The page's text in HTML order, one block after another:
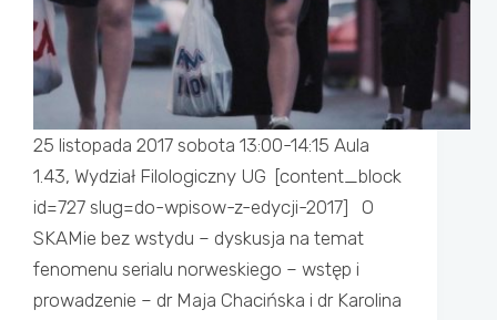
25 listopada 2017 sobota 13:00-14:15 Aula
1.43, Wydział Filologiczny UG [content_block
id=727 slug=do-wpisow-z-edycji-2017] O
SKAMie bez wstydu – dyskusja na temat
fenomenu serialu norweskiego – wstęp i
prowadzenie – dr Maja Chacińska i dr Karolina